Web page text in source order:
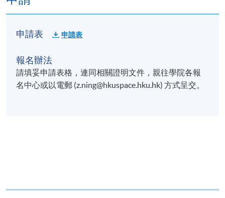
申請表 申請表
報名辦法
請填妥申請表格，連同相關證明文件，親往學院各報
名中心或以電郵 (z.ning@hkuspace.hku.hk) 方式呈交。